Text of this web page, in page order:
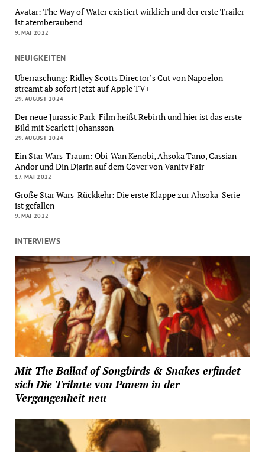
Avatar: The Way of Water existiert wirklich und der erste Trailer
ist atemberaubend
9. MAI 2022
NEUIGKEITEN
Überraschung: Ridley Scotts Director’s Cut von Napoelon
streamt ab sofort jetzt auf Apple TV+
29. AUGUST 2024
Der neue Jurassic Park-Film heißt Rebirth und hier ist das erste
Bild mit Scarlett Johansson
29. AUGUST 2024
Ein Star Wars-Traum: Obi-Wan Kenobi, Ahsoka Tano, Cassian
Andor und Din Djarin auf dem Cover von Vanity Fair
17. MAI 2022
Große Star Wars-Rückkehr: Die erste Klappe zur Ahsoka-Serie
ist gefallen
9. MAI 2022
INTERVIEWS
Mit The Ballad of Songbirds & Snakes erfindet
sich Die Tribute von Panem in der
Vergangenheit neu